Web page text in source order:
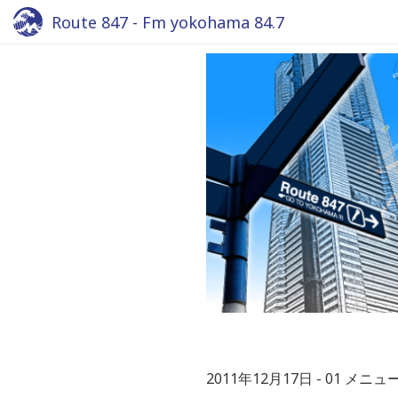
Route 847 - Fm yokohama 84.7
2011年12月17日 01 メニュ